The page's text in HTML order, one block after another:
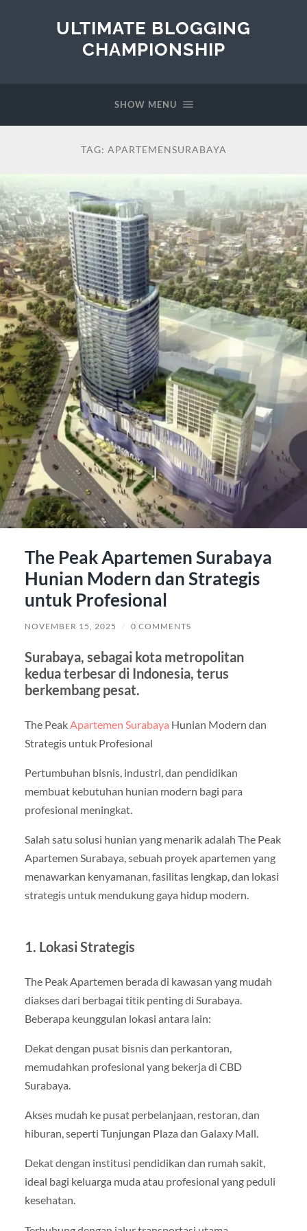
ULTIMATE BLOGGING
CHAMPIONSHIP
SHOW MENU
TAG: APARTEMENSURABAYA
The Peak Apartemen Surabaya
Hunian Modern dan Strategis
untuk Profesional
NOVEMBER 15, 2025 / 0 COMMENTS
Surabaya, sebagai kota metropolitan
kedua terbesar di Indonesia, terus
berkembang pesat.
The PeakApartemen Surabaya Hunian Modern dan
Strategis untuk Profesional
Pertumbuhan bisnis, industri, dan pendidikan
membuat kebutuhan hunian modern bagi para
profesional meningkat.
Salah satu solusi hunian yang menarik adalah The Peak
Apartemen Surabaya, sebuah proyek apartemen yang
menawarkan kenyamanan, fasilitas lengkap, dan lokasi
strategis untuk mendukung gaya hidup modern.
1. Lokasi Strategis
The Peak Apartemen berada di kawasan yang mudah
diakses dari berbagai titik penting di Surabaya.
Beberapa keunggulan lokasi antara lain:
Dekat dengan pusat bisnis dan perkantoran,
memudahkan profesional yang bekerja di CBD
Surabaya.
Akses mudah ke pusat perbelanjaan, restoran, dan
hiburan, seperti Tunjungan Plaza dan Galaxy Mall.
Dekat dengan institusi pendidikan dan rumah sakit,
ideal bagi keluarga muda atau profesional yang peduli
kesehatan.